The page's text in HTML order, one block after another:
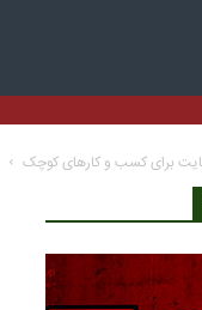
برای کسب و کارهای کوچک